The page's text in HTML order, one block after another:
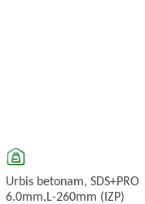
Urbis betonam, SDS+PRO
6.0mm,L-260mm (IZP)